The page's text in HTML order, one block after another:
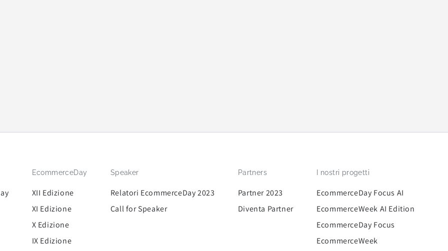
EcommerceDay
XII Edizione
XI Edizione
X Edizione
IX Edizione
Speaker
Relatori EcommerceDay 2023
Call for Speaker
Partners
Partner 2023
Diventa Partner
I nostri progetti
EcommerceDay Focus AI
EcommerceWeek AI Edition
EcommerceDay Focus
EcommerceWeek